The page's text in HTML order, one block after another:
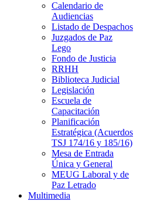
Calendario de
Audiencias
Listado de Despachos
Juzgados de Paz
Lego
Fondo de Justicia
RRHH
Biblioteca Judicial
Legislación
Escuela de
Capacitación
Planificación
Estratégica (Acuerdos
TSJ 174/16 y 185/16)
Mesa de Entrada
Única y General
MEUG Laboral y de
Paz Letrado
Multimedia